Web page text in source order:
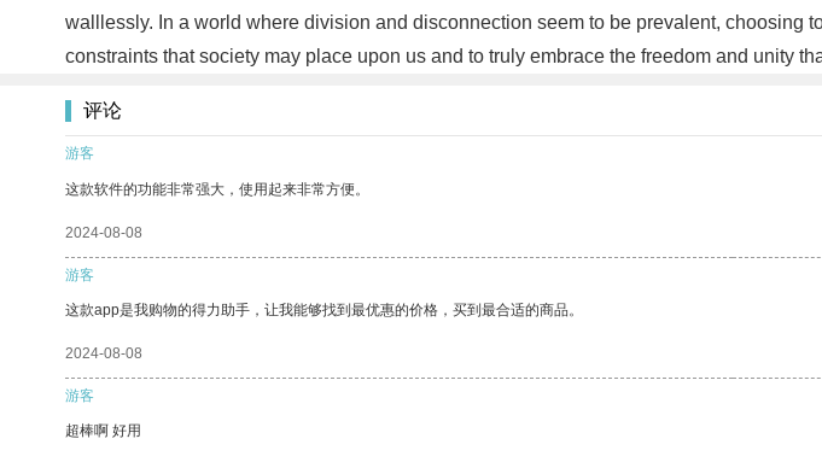
walllessly. In a world where division and disconnection seem to be prevalent, choosing
constraints that society may place upon us and to truly embrace the freedom and unity
评论
游客
这款软件的功能非常强大，使用起来非常方便。
2024-08-08
游客
这款app是我购物的得力助手，让我能够找到最优惠的价格，买到最合适的商品。
2024-08-08
游客
超棒啊 好用